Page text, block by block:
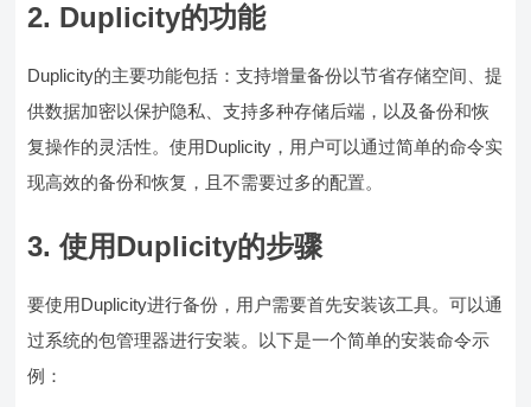
2. Duplicity的功能
Duplicity的主要功能包括：支持增量备份以节省存储空间、提
供数据加密以保护隐私、支持多种存储后端，以及备份和恢
复操作的灵活性。使用Duplicity，用户可以通过简单的命令实
现高效的备份和恢复，且不需要过多的配置。
3. 使用Duplicity的步骤
要使用Duplicity进行备份，用户需要首先安装该工具。可以通
过系统的包管理器进行安装。以下是一个简单的安装命令示
例：